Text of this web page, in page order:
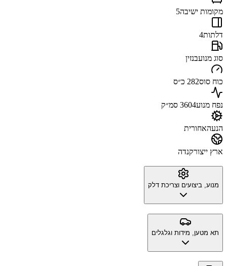
מקומות ישיבה5
דלתות4
סוג מנועבנזין
כוח סוס282 כ״ס
נפח מנוע3604 סמ״ק
הנעהאחורית
ארץ ייצורקנדה
מנוע, ביצועים וצריכת דלק
תא מטען, מידות וגלגלים